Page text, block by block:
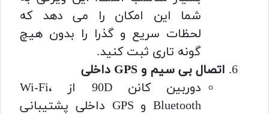
شما این امکان را می دهد که
لحظات سریع و گذرا را بدون هیچ
گونه تاری ثبت کنید.
اتصال بی سیم و GPS داخلی
دوربین کانن 90D از Wi-Fi،
Bluetooth و GPS داخلی پشتیبانی